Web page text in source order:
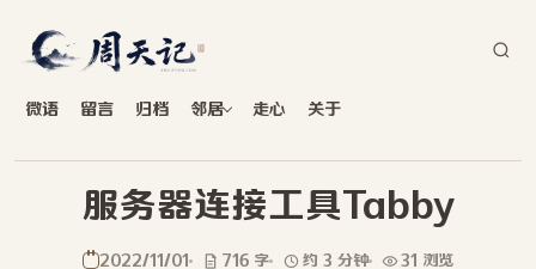
微语 留言 归档 邻居 走心 关于
服务器连接工具Tabby
2022/11/01 716 字 约 3 分钟 31 浏览